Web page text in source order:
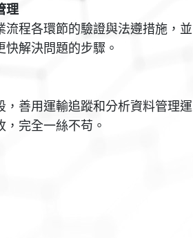
理
流程各環節的驗證與法遵措施，並
解決問題的步驟。
善用運輸追蹤和分析資料管理運
完全一絲不苟。